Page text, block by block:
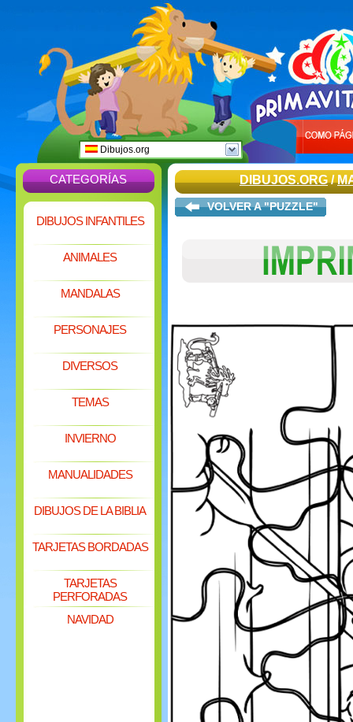
Dibujos.org
CATEGORÍAS
DIBUJOS INFANTILES
ANIMALES
MANDALAS
PERSONAJES
DIVERSOS
TEMAS
INVIERNO
MANUALIDADES
DIBUJOS DE LA BIBLIA
TARJETAS BORDADAS
TARJETAS
PERFORADAS
NAVIDAD
DIBUJOS.ORG/
VOLVER A "PUZZLE"